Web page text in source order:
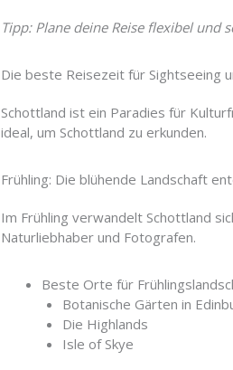
Tipp: Plane deine Reise flexibel und
Die beste Reisezeit für Sightseeing
Schottland ist ein Paradies für
ideal, um Schottland zu erkunden.
Frühling: Die blühende Landschaft
Im Frühling verwandelt Schottland
Naturliebhaber und Fotografen.
Beste Orte für
Botanische Gärten in
Die Highlands
Isle of Skye